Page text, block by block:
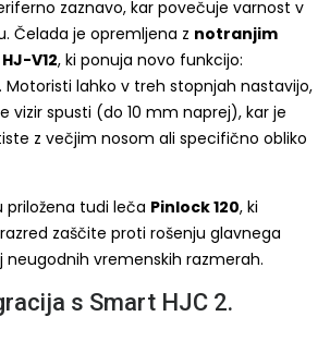
zaznavo, kar povečuje varnost v
Čelada je opremljena z notranjim
V12, ki ponuja novo funkcijo:
lahko v treh stopnjah nastavijo,
vizir spusti (do 10 mm naprej), kar je
z večjim nosom ali specifično obliko
priložena tudi leča Pinlock 120, ki
zaščite proti rošenju glavnega
neugodnih vremenskih razmerah.
s Smart HJC 2.